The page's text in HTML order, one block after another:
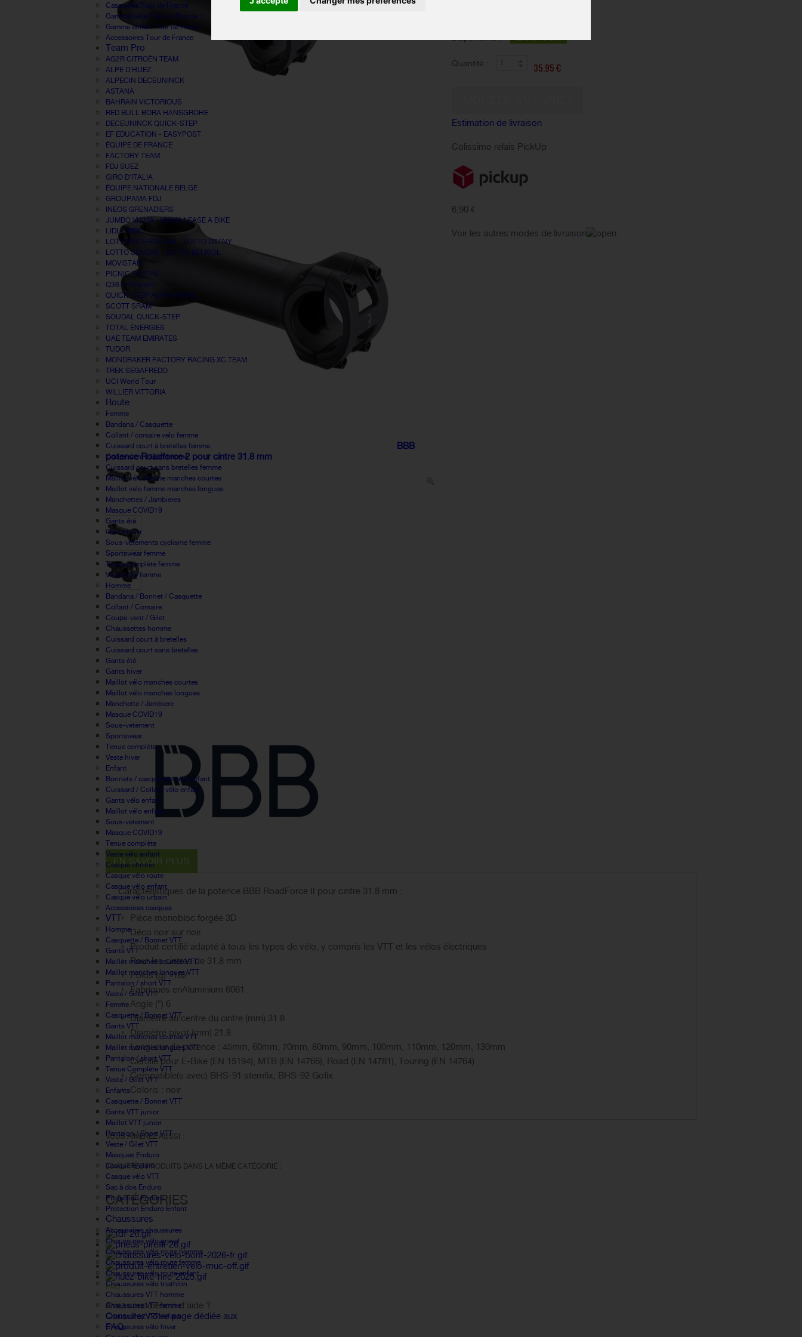
Casquette Tour de France
Gamme bébé Tour de France
Gamme enfant Tour de France
Accessoires Tour de France
Team Pro
AG2R CITROËN TEAM
ALPE D'HUEZ
ALPECIN DECEUNINCK
ASTANA
BAHRAIN VICTORIOUS
RED BULL BORA HANSGROHE
DECEUNINCK QUICK-STEP
EF EDUCATION - EASYPOST
ÉQUIPE DE FRANCE
FACTORY TEAM
FDJ SUEZ
GIRO D'ITALIA
ÉQUIPE NATIONALE BELGE
GROUPAMA FDJ
INEOS GRENADIERS
JUMBO VISMA - VISMA LEASE A BIKE
LIDL-TREK
LOTTO INTERMACHE - LOTTO DSTNY
LOTTO SOUDAL - LOTTO BELISOL
MOVISTAR
PICNIC POSTNL
Q36.5 Pinarello
QUICK-STEP ALPHA VINYL
SCOTT SRAM
SOUDAL QUICK-STEP
TOTAL ÉNERGIES
UAE TEAM EMIRATES
TUDOR
MONDRAKER FACTORY RACING XC TEAM
TREK SEGAFREDO
UCI World Tour
WILLIER VITTORIA
Route
Femme
Bandana / Casquette
Collant / corsaire velo femme
Cuissard court à bretelles femme
Coupe-vent / Gilet femme
Cuissard court sans bretelles femme
Maillot vélo femme manches courtes
Maillot velo femme manches longues
Manchettes / Jambieres
Masque COVID19
Gants été
Gants hiver
Sous-vêtements cyclisme femme
Sportswear femme
Tenue complète femme
Veste vélo femme
Homme
Bandana / Bonnet / Casquette
Collant / Corsaire
Coupe-vent / Gilet
Chaussettes homme
Cuissard court à bretelles
Cuissard court sans bretelles
Gants été
Gants hiver
Maillot vélo manches courtes
Maillot vélo manches longues
Manchette / Jambiere
Masque COVID19
Sous-vetement
Sportswear
Tenue complète
Veste hiver
Enfant
Bonnets / casquettes velo enfant
Cuissard / Collant vélo enfant
Gants vélo enfant
Maillot vélo enfant
Sous-vetement
Masque COVID19
Tenue complète
Veste vélo enfant
Casque chrono
Casque vélo route
Casque vélo enfant
Casque vélo urbain
Accessoires casques
VTT
Homme
Casquette / Bonnet VTT
Gants VTT
Maillot manches courtes VTT
Maillot manches longues VTT
Pantalon / short VTT
Veste / Gilet VTT
Femme
Casquette / Bonnet VTT
Gants VTT
Maillot manches courtes VTT
Maillot manches longues VTT
Pantalon / short VTT
Tenue Complète VTT
Veste / Gilet VTT
Enfants
Casquette / Bonnet VTT
Gants VTT junior
Maillot VTT junior
Pantalon / Short VTT
Veste / Gilet VTT
Masques Enduro
Casque Enduro
Casque vélo VTT
Sac à dos Enduro
Protection Enduro
Protection Enduro Enfant
Chaussures
Accessoires chaussures
Chaussures vélo gravel
Chaussures vélo route homme
Chaussures vélo route femme
Chaussures vélo route enfant
Chaussures vélo triathlon
Chaussures VTT homme
Chaussures VTT femme
Chaussures VTT enfant
Chaussures vélo hiver
BBB
potence Roadforce 2 pour cintre 31.8 mm
EN STOCK
Quantité : 35,95 €
Estimation de livraison
Colissimo relais PickUp
6,90 €
Voir les autres modes de livraison
EN SAVOIR PLUS
Caractéristiques de la potence BBB RoadForce II pour cintre 31.8 mm :
Pièce monobloc forgée 3D
Déco noir sur noir
Produit certifié adapté à tous les types de vélo, y compris les VTT et les vélos électriques
Pour les cintres de 31,8 mm
Poids (g) : 162
Fabriqués enAluminium 6061
Angle (°) 6
Diamètre au centre du cintre (mm) 31.8
Diamètre pivot (mm) 21.8
Longueur de potence : 45mm, 60mm, 70mm, 80mm, 90mm, 100mm, 110mm, 120mm, 130mm
Certifié pour E-Bike (EN 15194), MTB (EN 14766), Road (EN 14781), Touring (EN 14764)
Compatible(s avec) BHS-91 stemfix, BHS-92 Gofix
Coloris : noir
VOUS AIMEREZ AUSSI :
30 AUTRES PRODUITS DANS LA MÊME CATÉGORIE :
CATÉGORIES
FAQ
Avez vous besoin d'aide ?
Consultez notre page dédiée aux
FAQ.